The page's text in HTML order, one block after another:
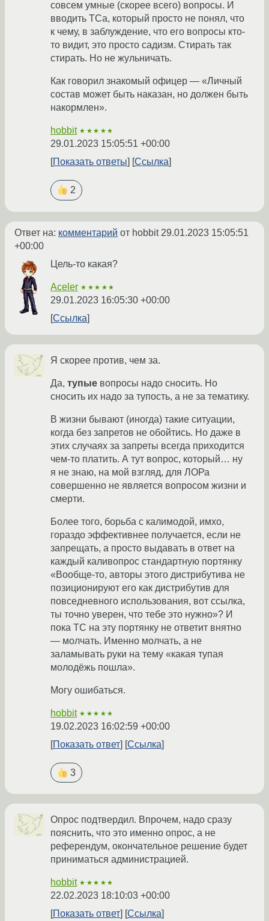
совсем умные (скорее всего) вопросы. И
вводить ТСа, который просто не понял, что
к чему, в заблуждение, что его вопросы кто-
то видит, это просто садизм. Стирать так
стирать. Но не жульничать.
Как говорил знакомый офицер — «Личный
состав может быть наказан, но должен быть
накормлен».
hobbit ★★★★★
29.01.2023 15:05:51 +00:00
Показать ответы
Ссылка
2
Ответ на: комментарий от hobbit 29.01.2023 15:05:51
+00:00
Цель-то какая?
Aceler ★★★★★
29.01.2023 16:05:30 +00:00
Ссылка
Я скорее против, чем за.
Да, тупые вопросы надо сносить. Но
сносить их надо за тупость, а не за тематику.
В жизни бывают (иногда) такие ситуации,
когда без запретов не обойтись. Но даже в
этих случаях за запреты всегда приходится
чем-то платить. А тут вопрос, который… ну
я не знаю, на мой взгляд, для ЛОРа
совершенно не является вопросом жизни и
смерти.
Более того, борьба с калимодой, имхо,
гораздо эффективнее получается, если не
запрещать, а просто выдавать в ответ на
каждый каливопрос стандартную портянку
«Вообще-то, авторы этого дистрибутива не
позиционируют его как дистрибутив для
повседневного использования, вот ссылка,
ты точно уверен, что тебе это нужно»? И
пока ТС на эту портянку не ответит внятно
— молчать. Именно молчать, а не
заламывать руки на тему «какая тупая
молодёжь пошла».
Могу ошибаться.
hobbit ★★★★★
19.02.2023 16:02:59 +00:00
Показать ответ
Ссылка
3
Опрос подтвердил. Впрочем, надо сразу
пояснить, что это именно опрос, а не
референдум, окончательное решение будет
приниматься администрацией.
hobbit ★★★★★
22.02.2023 18:10:03 +00:00
Показать ответ
Ссылка